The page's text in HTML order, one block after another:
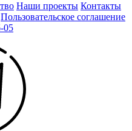
Наши проекты Контакты
Пользовательское соглашение
05